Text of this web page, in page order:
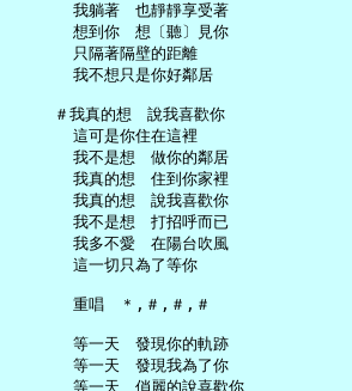
     我躺著　也靜靜享受著
     想到你　想〔聽〕見你
     只隔著隔壁的距離
     我不想只是你好鄰居
   ＃我真的想　說我喜歡你
     這可是你住在這裡
     我不是想　做你的鄰居
     我真的想　住到你家裡
     我真的想　說我喜歡你
     我不是想　打招呼而已
     我多不愛　在陽台吹風
     這一切只為了等你
     重唱　＊,＃,＃,＃
     等一天　發現你的軌跡
     等一天　發現我為了你